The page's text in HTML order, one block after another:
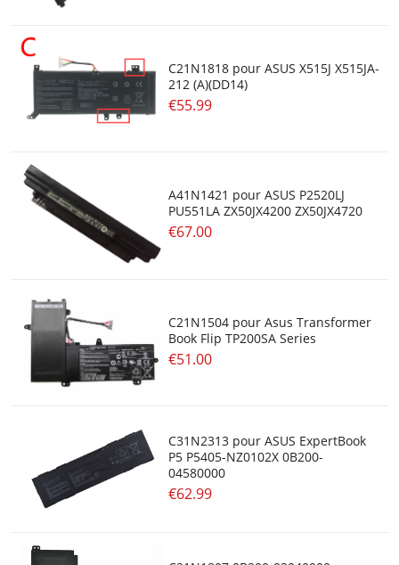
C21N1818 pour ASUS X515J X515JA-
212 (A)(DD14)
€55.99
A41N1421 pour ASUS P2520LJ
PU551LA ZX50JX4200 ZX50JX4720
€67.00
C21N1504 pour Asus Transformer
Book Flip TP200SA Series
€51.00
C31N2313 pour ASUS ExpertBook
P5 P5405-NZ0102X 0B200-
04580000
€62.99